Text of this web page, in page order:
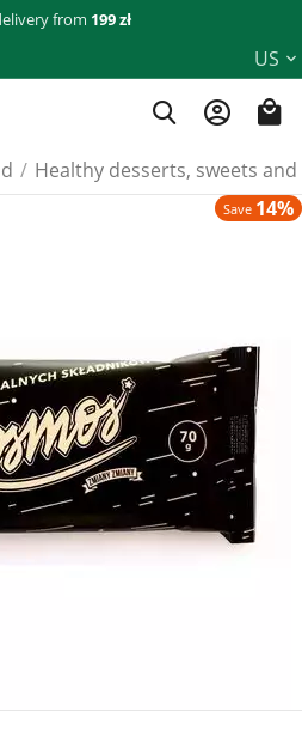
from 199 zł
US
/ Healthy desserts, sweets and
Save 14%